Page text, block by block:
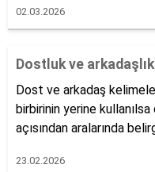
02.03.2026
Dostluk ve arkadaşlık
Dost ve arkadaş
birbirinin yerine
açısından aralarında
23.02.2026